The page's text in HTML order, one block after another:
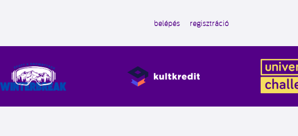
belépés regisztráció